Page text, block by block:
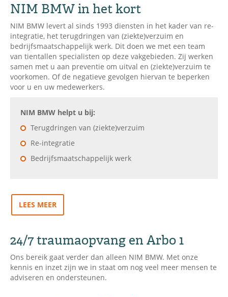
NIM BMW in het kort
NIM BMW levert al sinds 1993 diensten in het kader van re-
integratie, het terugdringen van (ziekte)verzuim en
bedrijfsmaatschappelijk werk. Dit doen we met een team
van tientallen specialisten op deze vakgebieden. Zij werken
samen met u aan preventie om uitval en (ziekte)verzuim te
voorkomen. Of de negatieve gevolgen hiervan te beperken
voor u en uw medewerkers.
NIM BMW helpt u bij:
Terugdringen van (ziekte)verzuim
Re-integratie
Bedrijfsmaatschappelijk werk
LEES MEER
24/7 traumaopvang en Arbo 1
Ons bereik gaat verder dan alleen NIM BMW. Met onze
kennis en inzet zijn we in staat om nog veel meer mensen te
adviseren en ondersteunen.